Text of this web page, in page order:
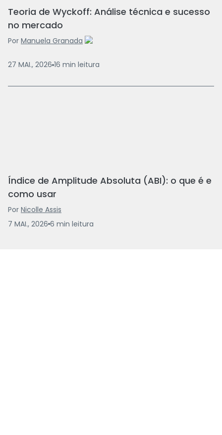
Teoria de Wyckoff: Análise técnica e sucesso
no mercado
Por Manuela Granada
27 MAI., 2026 16 min leitura
Índice de Amplitude Absoluta (ABI): o que é e
como usar
Por Nicolle Assis
7 MAI., 2026 6 min leitura